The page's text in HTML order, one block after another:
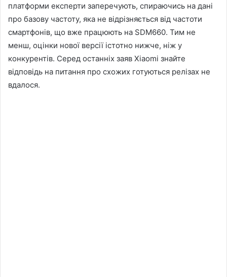
платформи експерти заперечують, спираючись на дані
про базову частоту, яка не відрізняється від частоти
смартфонів, що вже працюють на SDM660. Тим не
менш, оцінки нової версії істотно нижче, ніж у
конкурентів. Серед останніх заяв Xiaomi знайте
відповідь на питання про схожих готуються релізах не
вдалося.